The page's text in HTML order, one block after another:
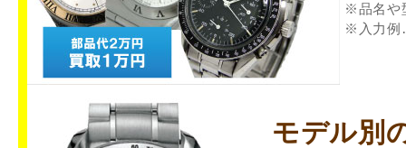
※品名や
※入力例
モデル別